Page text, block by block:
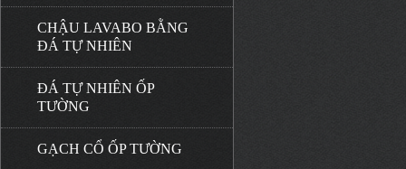
CHẬU LAVABO BẰNG
ĐÁ TỰ NHIÊN
ĐÁ TỰ NHIÊN ỐP
TƯỜNG
GẠCH CỔ ỐP TƯỜNG